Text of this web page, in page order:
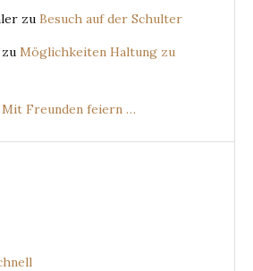
zu Besuch auf der Schulter
zu Möglichkeiten Haltung zu
Mit Freunden feiern …